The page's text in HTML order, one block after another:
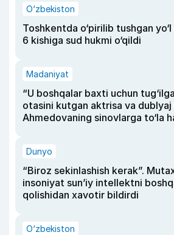
O‘zbekiston
Toshkentda o‘pirilib tushgan
6 kishiga sud hukmi o‘qildi
Madaniyat
“U boshqalar baxti uchun
otasini kutgan aktrisa va dublyaj
Ahmedovaning sinovlarga to‘la
Dunyo
“Biroz sekinlashish kerak”.
insoniyat sun’iy intellektni
qolishidan xavotir bildirdi
O‘zbekiston